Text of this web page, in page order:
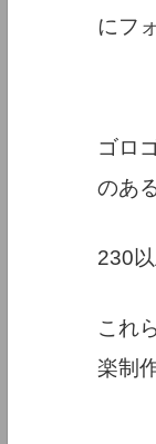
にフ
ゴロ
のあ
230
これ
楽制